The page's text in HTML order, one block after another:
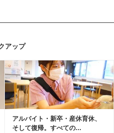
アップ
アルバイト・新卒・産休育休、
そして復帰。すべての...